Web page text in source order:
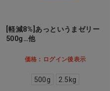
[軽減8%]あっというまゼリー
500g…他
価格：ログイン後表示
500g 2.5kg